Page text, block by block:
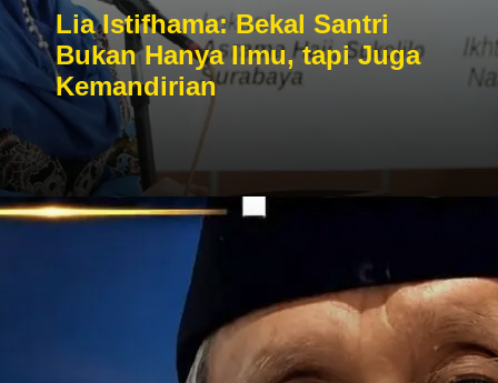
Lia Istifhama: Bekal Santri
Bukan Hanya Ilmu, tapi Juga
Kemandirian